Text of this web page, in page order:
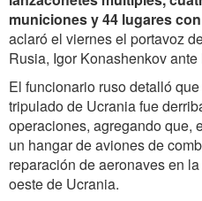
municiones y 44 lugares
aclaró el viernes el portavoz
Rusia, Igor Konashenkov ante
El funcionario ruso detalló
tripulado de Ucrania fue
operaciones, agregando que,
un hangar de aviones de
reparación de aeronaves en
oeste de Ucrania.